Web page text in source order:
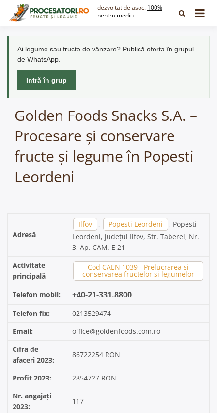
dezvoltat de asoc. 100%
pentru mediu
Ai legume sau fructe de vânzare? Publică oferta în grupul
de WhatsApp.
Intră în grup
Golden Foods Snacks S.A. –
Procesare și conservare
fructe și legume în Popesti
Leordeni
Adresă
Ilfov , Popesti Leordeni
, Popesti
Leordeni, județul Ilfov, Str. Taberei, Nr.
3, Ap. CAM. E 21
Activitate
principală
Cod CAEN 1039 - Prelucrarea si
conservarea fructelor si legumelor
Telefon mobil: +40-21-331.8800
Telefon fix:
0213529474
Email:
office@goldenfoods.com.ro
Cifra de
afaceri 2023:
86722254 RON
Profit 2023:
2854727 RON
Nr. angajați
2023:
117